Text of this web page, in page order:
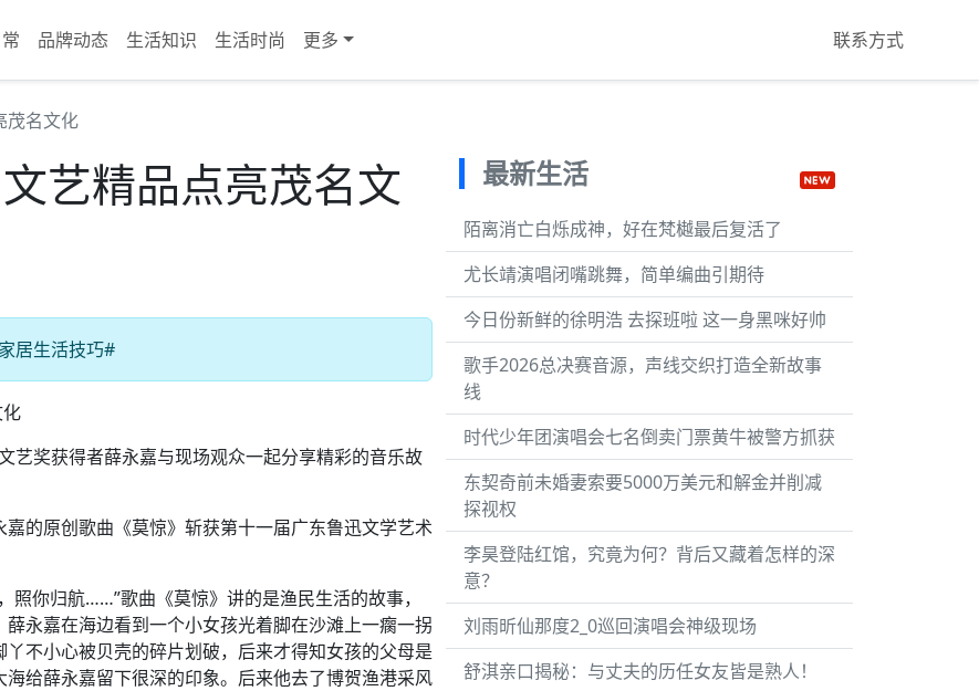
品牌动态 生活知识 生活时尚 更多 联系方式
茂名文化
艺精品点亮茂名文
居生活技巧#
艺奖获得者薛永嘉与现场观众一起分享精彩的音乐故
的原创歌曲《莫惊》斩获第十一届广东鲁迅文学艺术
你归航……”歌曲《莫惊》讲的是渔民生活的故事，
永嘉在海边看到一个小女孩光着脚在沙滩上一瘸一拐
不小心被贝壳的碎片划破，后来才得知女孩的父母是
给薛永嘉留下很深的印象。后来他去了博贺渔港采风
最新生活
陌离消亡白烁成神，好在梵樾最后复活了
尤长靖演唱闭嘴跳舞，简单编曲引期待
今日份新鲜的徐明浩 去探班啦 这一身黑咪好帅
歌手2026总决赛音源，声线交织打造全新故事
线
时代少年团演唱会七名倒卖门票黄牛被警方抓获
东契奇前未婚妻索要5000万美元和解金并削减
探视权
李昊登陆红馆，究竟为何？背后又藏着怎样的深
意？
刘雨昕仙那度2_0巡回演唱会神级现场
舒淇亲口揭秘：与丈夫的历任女友皆是熟人！